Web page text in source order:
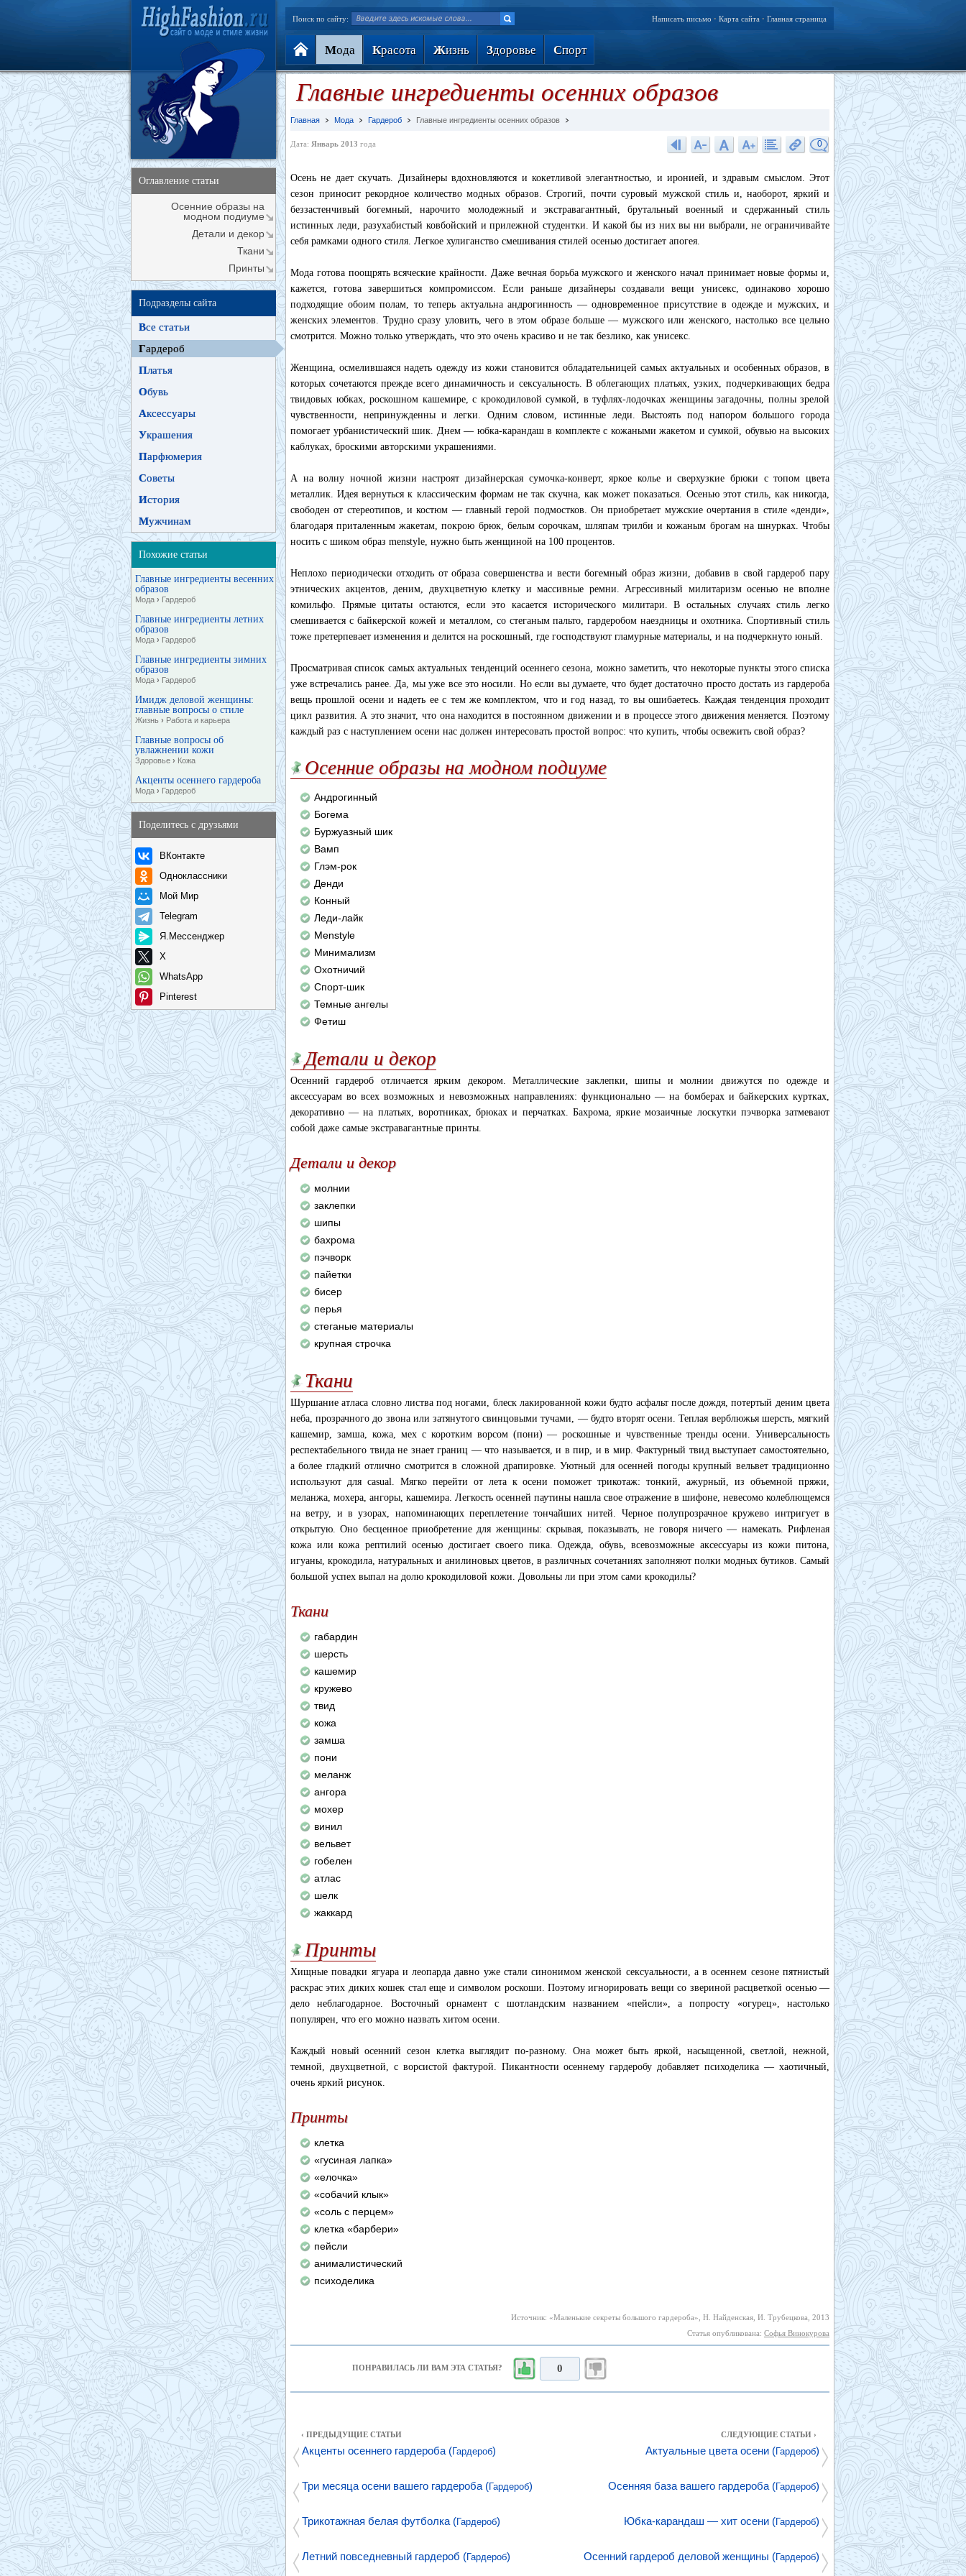
Поиск по сайту: Написать письмо • Карта сайта • Главная страница
Мода Красота Жизнь Здоровье Спорт
Оглавление статьи
Осенние образы на
модном подиуме
Детали и декор
Ткани
Принты
Подразделы сайта
Все статьи
Гардероб
Платья
Обувь
Аксессуары
Украшения
Парфюмерия
Советы
История
Мужчинам
Похожие статьи
Главные ингредиенты весенних
образов
Мода › Гардероб
Главные ингредиенты летних
образов
Мода › Гардероб
Главные ингредиенты зимних
образов
Мода › Гардероб
Имидж деловой женщины:
главные вопросы о стиле
Жизнь › Работа и карьера
Главные вопросы об
увлажнении кожи
Здоровье › Кожа
Акценты осеннего гардероба
Мода › Гардероб
Поделитесь с друзьями
ВКонтакте
Одноклассники
Мой Мир
Telegram
Я.Мессенджер
X
WhatsApp
Pinterest
Главные ингредиенты осенних образов
Главная Мода Гардероб Главные ингредиенты осенних образов
Дата: Январь 2013 года 0
Осень не дает скучать. Дизайнеры вдохновляются и кокетливой элегантностью, и иронией, и здравым смыслом. Этот
сезон приносит рекордное количество модных образов. Строгий, почти суровый мужской стиль и, наоборот, яркий и
беззастенчивый богемный, нарочито молодежный и экстравагантный, брутальный военный и сдержанный стиль
истинных леди, разухабистый ковбойский и прилежной студентки. И какой бы из них вы ни выбрали, не ограничивайте
себя рамками одного стиля. Легкое хулиганство смешивания стилей осенью достигает апогея.
Мода готова поощрять всяческие крайности. Даже вечная борьба мужского и женского начал принимает новые формы и,
кажется, готова завершиться компромиссом. Если раньше дизайнеры создавали вещи унисекс, одинаково хорошо
подходящие обоим полам, то теперь актуальна андрогинность — одновременное присутствие в одежде и мужских, и
женских элементов. Трудно сразу уловить, чего в этом образе больше — мужского или женского, настолько все цельно
смотрится. Можно только утверждать, что это очень красиво и не так безлико, как унисекс.
Женщина, осмелившаяся надеть одежду из кожи становится обладательницей самых актуальных и особенных образов, в
которых сочетаются прежде всего динамичность и сексуальность. В облегающих платьях, узких, подчеркивающих бедра
твидовых юбках, роскошном кашемире, с крокодиловой сумкой, в туфлях-лодочках женщины загадочны, полны зрелой
чувственности, непринужденны и легки. Одним словом, истинные леди. Выстоять под напором большого города
помогает урбанистический шик. Днем — юбка-карандаш в комплекте с кожаными жакетом и сумкой, обувью на высоких
каблуках, броскими авторскими украшениями.
А на волну ночной жизни настроят дизайнерская сумочка-конверт, яркое колье и сверхузкие брюки с топом цвета
металлик. Идея вернуться к классическим формам не так скучна, как может показаться. Осенью этот стиль, как никогда,
свободен от стереотипов, и костюм — главный герой подмостков. Он приобретает мужские очертания в стиле «денди»,
благодаря приталенным жакетам, покрою брюк, белым сорочкам, шляпам трилби и кожаным брогам на шнурках. Чтобы
носить с шиком образ menstyle, нужно быть женщиной на 100 процентов.
Неплохо периодически отходить от образа совершенства и вести богемный образ жизни, добавив в свой гардероб пару
этнических акцентов, деним, двухцветную клетку и массивные ремни. Агрессивный милитаризм осенью не вполне
комильфо. Прямые цитаты остаются, если это касается исторического милитари. В остальных случаях стиль легко
смешивается с байкерской кожей и металлом, со стеганым пальто, гардеробом наездницы и охотника. Спортивный стиль
тоже претерпевает изменения и делится на роскошный, где господствуют гламурные материалы, и на подчеркнуто юный.
Просматривая список самых актуальных тенденций осеннего сезона, можно заметить, что некоторые пункты этого списка
уже встречались ранее. Да, мы уже все это носили. Но если вы думаете, что будет достаточно просто достать из гардероба
вещь прошлой осени и надеть ее с тем же комплектом, что и год назад, то вы ошибаетесь. Каждая тенденция проходит
цикл развития. А это значит, что она находится в постоянном движении и в процессе этого движения меняется. Поэтому
каждый раз с наступлением осени нас должен интересовать простой вопрос: что купить, чтобы освежить свой образ?
Осенние образы на модном подиуме
Андрогинный
Богема
Буржуазный шик
Вамп
Глэм-рок
Денди
Конный
Леди-лайк
Menstyle
Минимализм
Охотничий
Спорт-шик
Темные ангелы
Фетиш
Детали и декор
Осенний гардероб отличается ярким декором. Металлические заклепки, шипы и молнии движутся по одежде и
аксессуарам во всех возможных и невозможных направлениях: функционально — на бомберах и байкерских куртках,
декоративно — на платьях, воротниках, брюках и перчатках. Бахрома, яркие мозаичные лоскутки пэчворка затмевают
собой даже самые экстравагантные принты.
Детали и декор
молнии
заклепки
шипы
бахрома
пэчворк
пайетки
бисер
перья
стеганые материалы
крупная строчка
Ткани
Шуршание атласа словно листва под ногами, блеск лакированной кожи будто асфальт после дождя, потертый деним цвета
неба, прозрачного до звона или затянутого свинцовыми тучами, — будто вторят осени. Теплая верблюжья шерсть, мягкий
кашемир, замша, кожа, мех с коротким ворсом (пони) — роскошные и чувственные тренды осени. Универсальность
респектабельного твида не знает границ — что называется, и в пир, и в мир. Фактурный твид выступает самостоятельно,
а более гладкий отлично смотрится в сложной драпировке. Уютный для осенней погоды крупный вельвет традиционно
используют для casual. Мягко перейти от лета к осени поможет трикотаж: тонкий, ажурный, из объемной пряжи,
меланжа, мохера, ангоры, кашемира. Легкость осенней паутины нашла свое отражение в шифоне, невесомо колеблющемся
на ветру, и в узорах, напоминающих переплетение тончайших нитей. Черное полупрозрачное кружево интригует в
открытую. Оно бесценное приобретение для женщины: скрывая, показывать, не говоря ничего — намекать. Рифленая
кожа или кожа рептилий осенью достигает своего пика. Одежда, обувь, всевозможные аксессуары из кожи питона,
игуаны, крокодила, натуральных и анилиновых цветов, в различных сочетаниях заполняют полки модных бутиков. Самый
большой успех выпал на долю крокодиловой кожи. Довольны ли при этом сами крокодилы?
Ткани
габардин
шерсть
кашемир
кружево
твид
кожа
замша
пони
меланж
ангора
мохер
винил
вельвет
гобелен
атлас
шелк
жаккард
Принты
Хищные повадки ягуара и леопарда давно уже стали синонимом женской сексуальности, а в осеннем сезоне пятнистый
раскрас этих диких кошек стал еще и символом роскоши. Поэтому игнорировать вещи со звериной расцветкой осенью —
дело неблагодарное. Восточный орнамент с шотландским названием «пейсли», а попросту «огурец», настолько
популярен, что его можно назвать хитом осени.
Каждый новый осенний сезон клетка выглядит по-разному. Она может быть яркой, насыщенной, светлой, нежной,
темной, двухцветной, с ворсистой фактурой. Пикантности осеннему гардеробу добавляет психоделика — хаотичный,
очень яркий рисунок.
Принты
клетка
«гусиная лапка»
«елочка»
«собачий клык»
«соль с перцем»
клетка «барбери»
пейсли
анималистический
психоделика
Источник: «Маленькие секреты большого гардероба», Н. Найденская, И. Трубецкова, 2013
Статья опубликована: Софья Винокурова
ПОНРАВИЛАСЬ ЛИ ВАМ ЭТА СТАТЬЯ? 0
‹ ПРЕДЫДУЩИЕ СТАТЬИ
Акценты осеннего гардероба ( Гардероб)
Три месяца осени вашего гардероба ( Гардероб)
Трикотажная белая футболка ( Гардероб)
Летний повседневный гардероб ( Гардероб)
СЛЕДУЮЩИЕ СТАТЬИ ›
Актуальные цвета осени ( Гардероб)
Осенняя база вашего гардероба ( Гардероб)
Юбка-карандаш — хит осени ( Гардероб)
Осенний гардероб деловой женщины ( Гардероб)